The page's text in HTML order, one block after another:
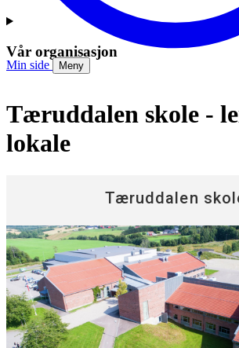
Min side Meny
Vår organisasjon
Tæruddalen skole -
lokale